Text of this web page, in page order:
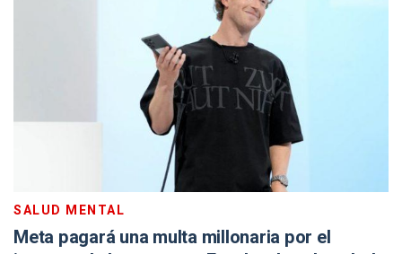
SALUD MENTAL
Meta pagará una multa millonaria por el